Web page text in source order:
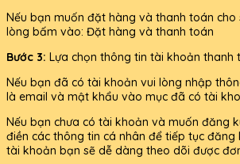
Nếu bạn muốn đặt hàng và thanh toán cho
lòng bấm vào: Đặt hàng và thanh toán
Bước 3: Lựa chọn thông tin tài khoản thanh
Nếu bạn đã có tài khoản vui lòng nhập
là email và mật khẩu vào mục đã có tài
Nếu bạn chưa có tài khoản và muốn đăng
điền các thông tin cá nhân để tiếp tục đăng
tài khoản bạn sẽ dễ dàng theo dõi được